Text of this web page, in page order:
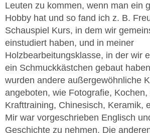
Leuten zu kommen, wenn man ein
Hobby hat und so fand ich z. B.
Schauspiel Kurs, in dem wir
einstudiert haben, und in meiner
Holzbearbeitungsklasse, in der wir
ein Schmuckkästchen gebaut
wurden andere außergewöhnliche
angeboten, wie Fotografie, Kochen,
Krafttraining, Chinesisch, Keramik,
Mir war vorgeschrieben Englisch
Geschichte zu nehmen. Die